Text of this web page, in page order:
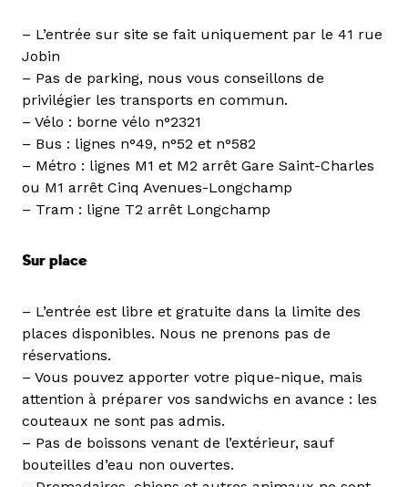
– L’entrée sur site se fait uniquement par le 41 rue
Jobin
– Pas de parking, nous vous conseillons de
privilégier les transports en commun.
– Vélo : borne vélo n°2321
– Bus : lignes n°49, n°52 et n°582
– Métro : lignes M1 et M2 arrêt Gare Saint-Charles
ou M1 arrêt Cinq Avenues-Longchamp
– Tram : ligne T2 arrêt Longchamp
Sur place
– L’entrée est libre et gratuite dans la limite des
places disponibles. Nous ne prenons pas de
réservations.
– Vous pouvez apporter votre pique-nique, mais
attention à préparer vos sandwichs en avance : les
couteaux ne sont pas admis.
– Pas de boissons venant de l’extérieur, sauf
bouteilles d’eau non ouvertes.